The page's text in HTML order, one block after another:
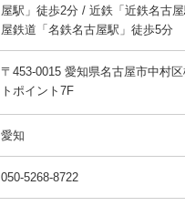
屋駅」徒歩2分 / 近鉄「近鉄名古
屋鉄道「名鉄名古屋駅」徒歩5分
〒453-0015 愛知県名古屋市中村
トポイント7F
愛知
050-5268-8722